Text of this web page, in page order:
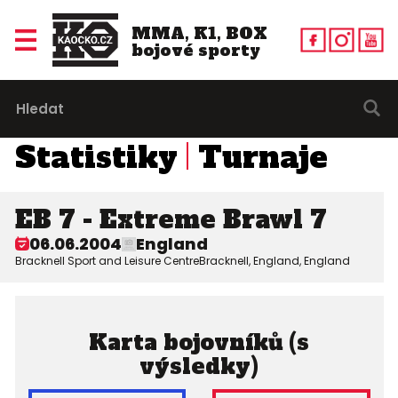
MMA, K1, BOX
bojové sporty
Statistiky Turnaje
EB 7 - Extreme Brawl 7
06.06.2004 England
Bracknell Sport and Leisure CentreBracknell, England, England
Karta bojovníků (s
výsledky)